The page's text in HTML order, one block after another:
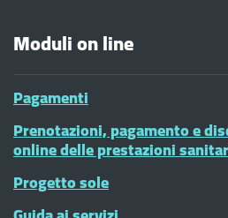
Moduli on line
Pagamenti
Prenotazioni, pagamento e
online delle prestazioni
Progetto sole